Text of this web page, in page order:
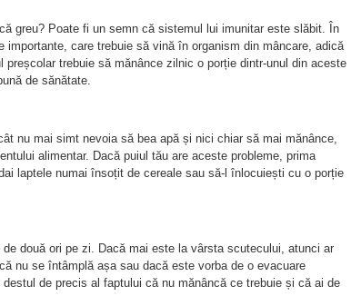
greu? Poate fi un semn că sistemul lui imunitar este slăbit. În
care trebuie să vină în organism din mâncare, adică
trebuie să mănânce zilnic o porție dintr-unul din aceste
de sănătate.
nu mai simt nevoia să bea apă și nici chiar să mai mănânce,
alimentar. Dacă puiul tău are aceste probleme, prima
laptele numai însoțit de cereale sau să-l înlocuiești cu o porție
două ori pe zi. Dacă mai este la vârsta scutecului, atunci ar
nu se întâmplă așa sau dacă este vorba de o evacuare
de precis al faptului că nu mănâncă ce trebuie și că ai de